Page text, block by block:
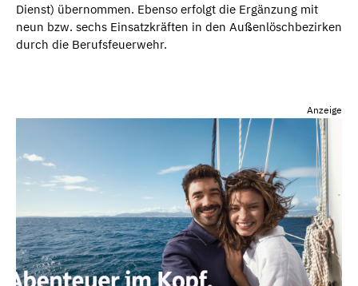
Dienst) übernommen. Ebenso erfolgt die Ergänzung mit
neun bzw. sechs Einsatzkräften in den Außenlöschbezirken
durch die Berufsfeuerwehr.
Anzeige